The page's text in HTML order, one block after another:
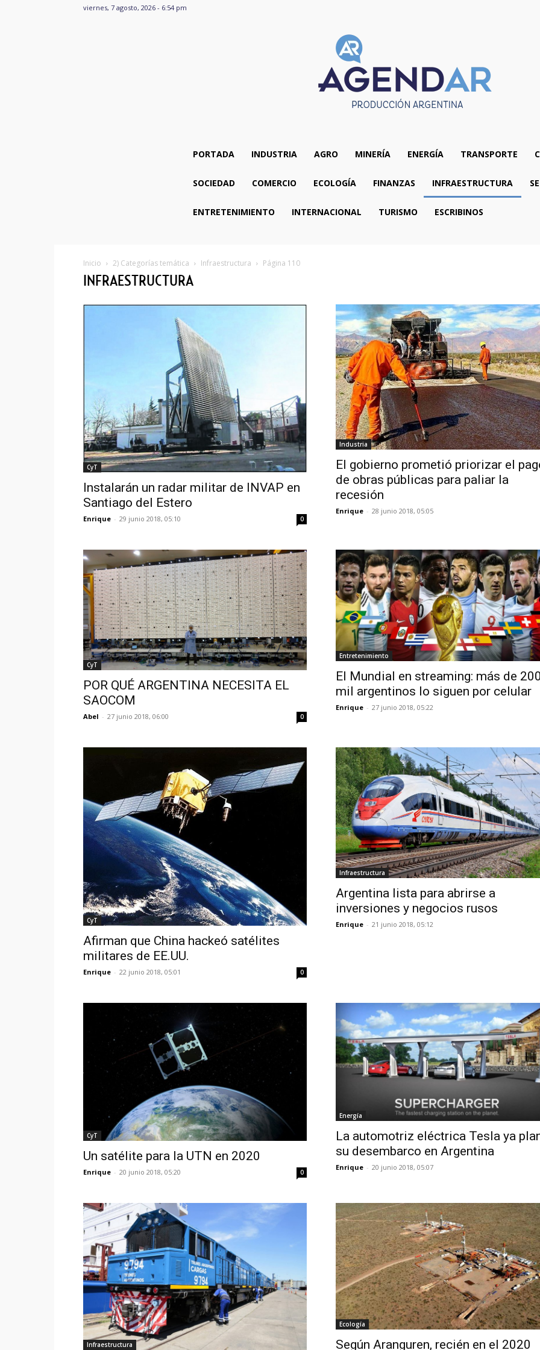
viernes, 7 agosto, 2026 - 6:54 pm
PORTADA INDUSTRIA AGRO MINERÍA ENERGÍA TRANSPORTE
SOCIEDAD COMERCIO ECOLOGÍA FINANZAS INFRAESTRUCTURA
ENTRETENIMIENTO INTERNACIONAL TURISMO ESCRIBINOS
Inicio 2) Categorías temática Infraestructura Página 110
INFRAESTRUCTURA
CyT
Instalarán un radar militar de INVAP en
Santiago del Estero
Enrique - 29 junio 2018, 05:10 0
Industria
El gobierno prometió priorizar el
de obras públicas para paliar la
recesión
Enrique - 28 junio 2018, 05:05
CyT
POR QUÉ ARGENTINA NECESITA EL
SAOCOM
Abel - 27 junio 2018, 06:00 0
Entretenimiento
El Mundial en streaming: más de
mil argentinos lo siguen por celular
Enrique - 27 junio 2018, 05:22
CyT
Afirman que China hackeó satélites
militares de EE.UU.
Enrique - 22 junio 2018, 05:01 0
Infraestructura
Argentina lista para abrirse a
inversiones y negocios rusos
Enrique - 21 junio 2018, 05:12
CyT
Un satélite para la UTN en 2020
Enrique - 20 junio 2018, 05:20 0
Energía
La automotriz eléctrica Tesla ya
su desembarco en Argentina
Enrique - 20 junio 2018, 05:07
Infraestructura
Ecología
Según Aranguren, recién en el 2020